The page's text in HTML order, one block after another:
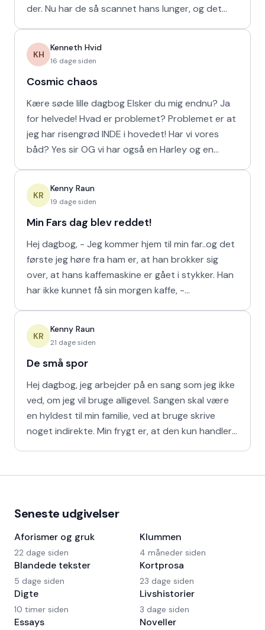
der. Nu har de så scannet hans lunger, og det
KH
Kenneth Hvid
16 dage siden
Cosmic chaos
Kære søde lille dagbog Elsker du mig endnu? Ja
for helvede! Hvad er problemet? Problemet er at
jeg har risengrød INDE i hovedet! Har vi vores
båd? Yes sir OG vi har også en Harley og en
KR
Kenny Raun
19 dage siden
Min Fars dag blev reddet!
Hej dagbog, - Jeg kommer hjem til min far..og det
første jeg høre fra ham er, at han brokker sig
over, at hans kaffemaskine er gået i stykker. Han
har ikke kunnet få sin morgen kaffe, -
KR
Kenny Raun
21 dage siden
De små spor
Hej dagbog, jeg arbejder på en sang som jeg ikke
ved, om jeg vil bruge alligevel. Sangen skal være
en hyldest til min familie, ved at bruge skrive
noget indirekte. Min frygt er, at den kun handler
Seneste udgivelser
Aforismer og gruk
22 dage siden
Blandede tekster
5 dage siden
Digte
10 timer siden
Essays
Klummen
4 måneder siden
Kortprosa
23 dage siden
Livshistorier
3 dage siden
Noveller